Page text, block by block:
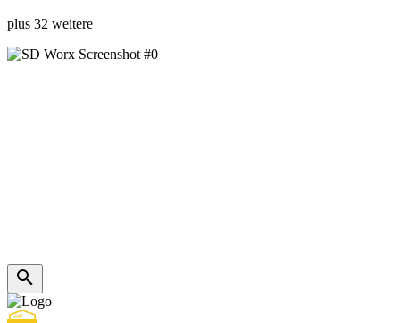
plus 32 weitere